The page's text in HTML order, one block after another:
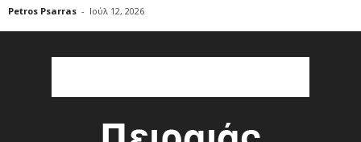
Petros Psarras - Ιούλ 12, 2026